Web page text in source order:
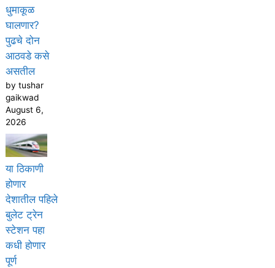
धुमाकूळ
घालणार?
पुढचे दोन
आठवडे कसे
असतील
by tushar
gaikwad
August 6,
2026
या ठिकाणी
होणार
देशातील पहिले
बुलेट ट्रेन
स्टेशन पहा
कधी होणार
पूर्ण